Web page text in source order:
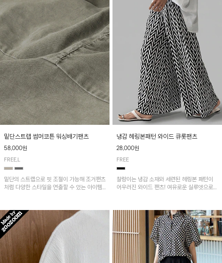
밑단스트랩 썸머코튼 워싱배기팬츠
58,000원
FREE,L
밑단의 스트랩으로 핏 조절이 가능해 조거팬츠
처럼 다양한 스타일을 연출할 수 있는 아이템!
냉감 헤링본패턴 와이드 큐롯팬츠
28,000원
FREE
찰랑이는 냉감 소재와 세련된 헤링본 패턴이
어우러진 와이드 팬츠! 여유로운 실루엣으로
다.